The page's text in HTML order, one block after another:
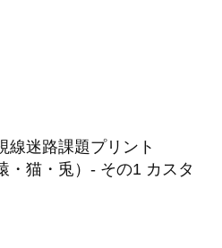
線迷路課題プリント
・猫・兎）- その1 カスタ